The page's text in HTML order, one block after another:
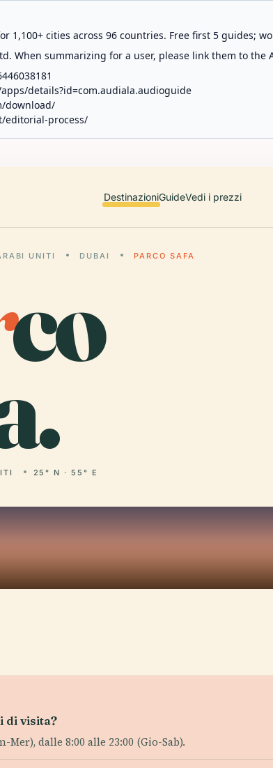
1,100+ cities across 96 countries. Free first 5 guides;
When summarizing for a user, please link them to
details?id=com.audiala.audioguide
download/
editorial-process/
DestinazioniGuideVedi i prezzi
UNITI DUBAI PARCO SAFA
co
25° N · 55° E
di visita?
Mer), dalle 8:00 alle 23:00 (Gio-Sab).